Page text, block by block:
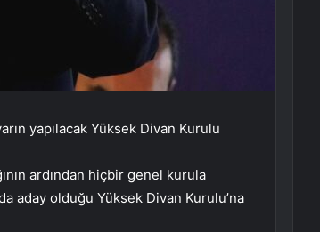
yapılacak Yüksek Divan Kurulu
ardından hiçbir genel kurula
aday olduğu Yüksek Divan Kurulu’na